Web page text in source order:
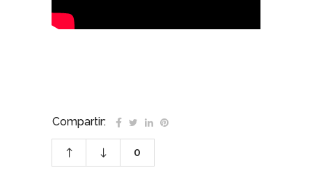
Compartir:
0